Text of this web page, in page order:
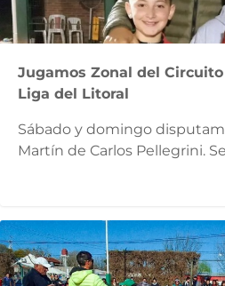
Jugamos Zonal del
Liga del Litoral
Sábado y domingo
Martín de Carlos Pellegrini.